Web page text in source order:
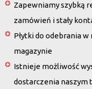
Zapewniamy szybką
zamówień i stały
Płytki do odebrania w
magazynie
Istnieje możliwość
dostarczenia naszym